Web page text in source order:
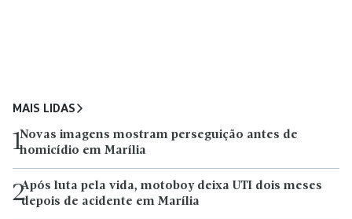
MAIS LIDAS
1Novas imagens mostram perseguição antes de
homicídio em Marília
2Após luta pela vida, motoboy deixa UTI dois meses
depois de acidente em Marília